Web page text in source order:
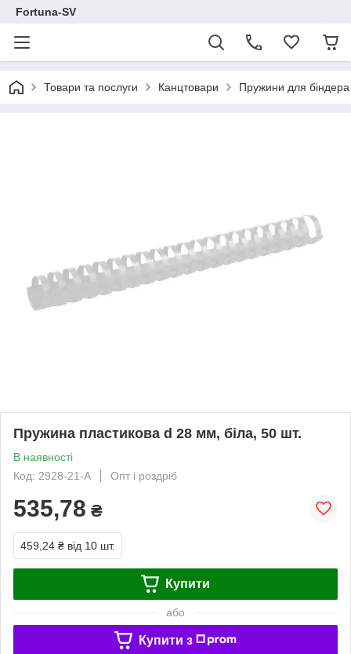
Fortuna-SV
Товари та послуги Канцтовари Пружини для біндера
Пружина пластикова d 28 мм, біла, 50 шт.
В наявності
Код: 2928-21-A
Опт і роздріб
535,78 ₴
459,24 ₴ від 10 шт.
Купити
або
Купити з